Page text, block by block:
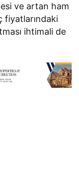
ve artan ham
fiyatlarındaki
ihtimali de